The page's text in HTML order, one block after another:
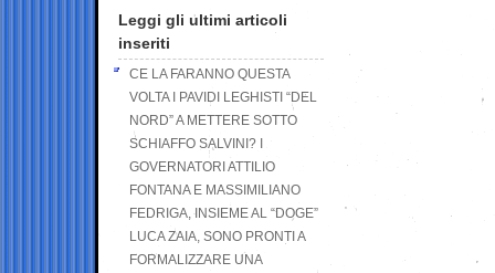
Leggi gli ultimi articoli
inseriti
CE LA FARANNO QUESTA
VOLTA I PAVIDI LEGHISTI “DEL
NORD” A METTERE SOTTO
SCHIAFFO SALVINI? I
GOVERNATORI ATTILIO
FONTANA E MASSIMILIANO
FEDRIGA, INSIEME AL “DOGE”
LUCA ZAIA, SONO PRONTI A
FORMALIZZARE UNA